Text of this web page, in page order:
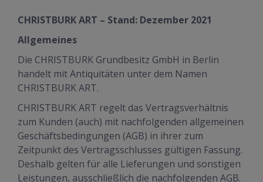
CHRISTBURK ART – Stand: Dezember 2021
Allgemeines
Die CHRISTBURK Grundbesitz GmbH in Berlin
handelt mit Antiquitäten unter dem Namen
CHRISTBURK ART.
CHRISTBURK ART regelt das Vertragsverhältnis
zum Kunden (auch) mit nachfolgenden allgemeinen
Geschäftsbedingungen (AGB) in ihrer zum
Zeitpunkt des Vertragsschlusses gültigen Fassung.
Deshalb gelten für alle Lieferungen und sonstigen
Leistungen, ausschließlich die nachfolgenden AGB.